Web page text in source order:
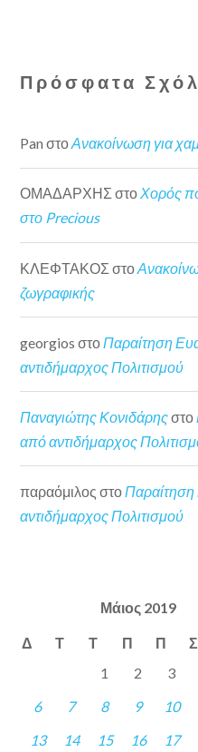
Πρόσφατα
Pan στοΑνακοίνωση για
ΟΜΑΔΑΡΧΗΣ στοΧορός
στο Precious
ΚΛΕΦΤΑΚΟΣ στο
ζωγραφικής
georgios στο Παραίτηση
αντιδήμαρχος Πολιτισμού
Παναγιώτης Κονιδάρηςστο
από αντιδήμαρχος
παραόμιλος στο
αντιδήμαρχος Πολιτισμού
Μάιος 2019
Δ Τ Τ Π Π Σ
1 2 3
6
7 8 9 10
13
14 15 16 17